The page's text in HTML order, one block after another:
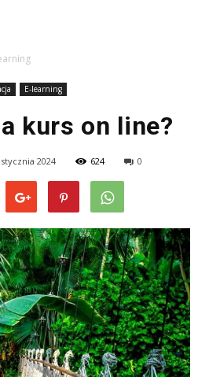
E-learning
kurs on line?
stycznia 2024 624 0